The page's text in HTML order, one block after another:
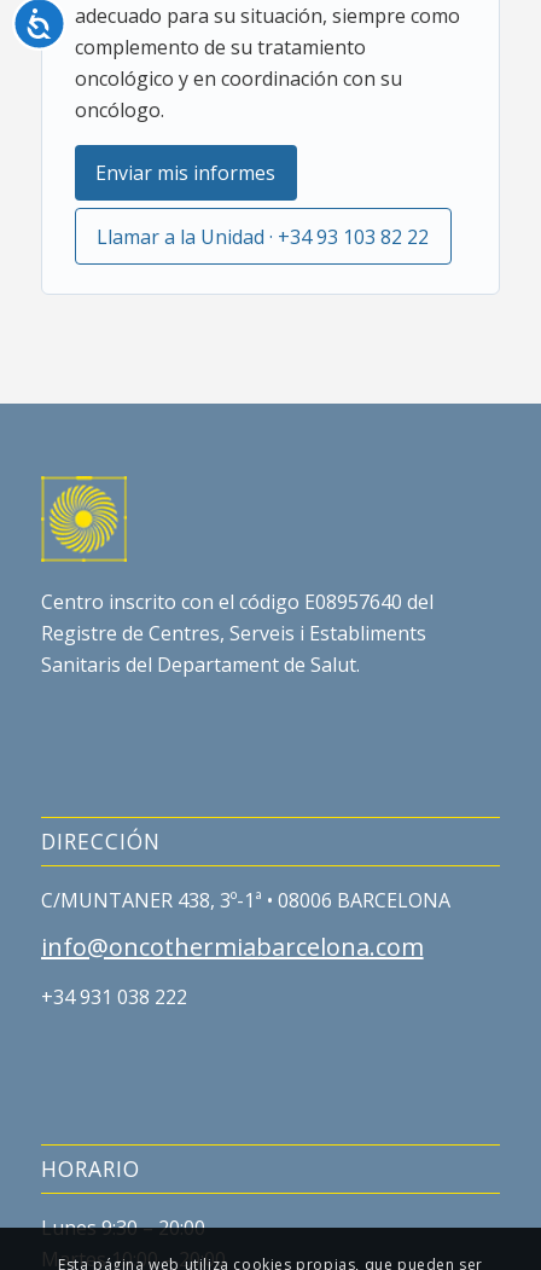
Accesibilidad
adecuado para su situación, siempre como
complemento de su tratamiento
oncológico y en coordinación con su
oncólogo.
Enviar mis informes
Llamar a la Unidad · +34 93 103 82 22
Centro inscrito con el código E08957640 del
Registre de Centres, Serveis i Establiments
Sanitaris del Departament de Salut.
DIRECCIÓN
C/MUNTANER 438, 3º-1ª • 08006 BARCELONA
info@oncothermiabarcelona.com
+34 931 038 222
HORARIO
Lunes 9:30 – 20:00
Martes 10:00 – 20:00
Esta página web utiliza cookies propias, que pueden ser